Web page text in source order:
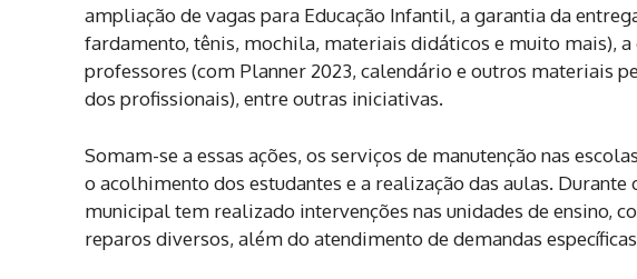
ampliação de vagas para Educação Infantil, a garantia da
fardamento, tênis, mochila, materiais didáticos e muito mais),
professores (com Planner 2023, calendário e outros materiais
dos profissionais), entre outras iniciativas.
Somam-se a essas ações, os serviços de manutenção nas
o acolhimento dos estudantes e a realização das aulas. Durante
municipal tem realizado intervenções nas unidades de ensino,
reparos diversos, além do atendimento de demandas